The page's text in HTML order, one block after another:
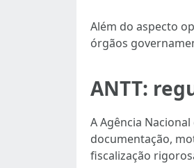
Além do aspecto
órgãos
ANTT:
A Agência
documentação,
fiscalização